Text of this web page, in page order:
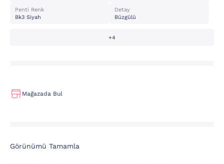
Penti Renk
Bk3 Siyah
Detay
Büzgülü
+4
Mağazada Bul
Görünümü Tamamla